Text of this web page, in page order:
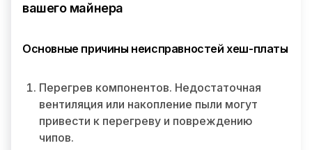
вашего майнера
Основные причины неисправностей хеш-платы
Перегрев компонентов. Недостаточная
вентиляция или накопление пыли могут
привести к перегреву и повреждению
чипов.